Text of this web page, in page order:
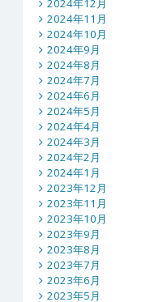
2024年12月
2024年11月
2024年10月
2024年9月
2024年8月
2024年7月
2024年6月
2024年5月
2024年4月
2024年3月
2024年2月
2024年1月
2023年12月
2023年11月
2023年10月
2023年9月
2023年8月
2023年7月
2023年6月
2023年5月